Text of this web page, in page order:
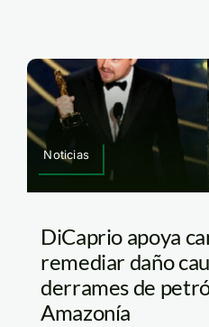
Noticias
DiCaprio apoya
remediar daño
derrames de
Amazonía